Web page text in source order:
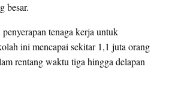
besar.
tenaga kerja untuk
ini mencapai sekitar 1,1 juta orang
rentang waktu tiga hingga delapan